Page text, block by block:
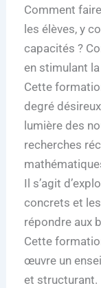
Comment
les élèves, y
capacités ?
en stimulant
Cette
degré
lumière des
recherches
Il s’agit
concrets et
répondre aux
Cette
œuvre un
et structurant.